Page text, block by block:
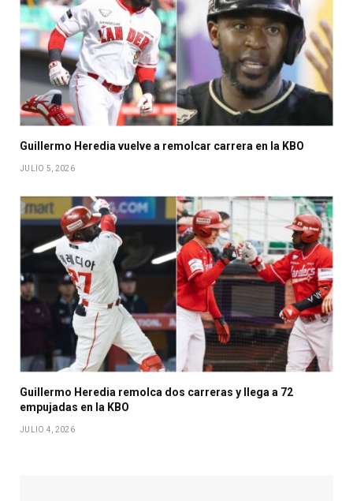
Guillermo Heredia vuelve a remolcar carrera en la KBO
JULIO 5, 2026
Guillermo Heredia remolca dos carreras y llega a 72
empujadas en la KBO
JULIO 4, 2026